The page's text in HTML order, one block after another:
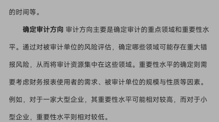
的时间等。
确定审计方向 审计方向主要是确定审计的重点领域和重要性水
平。通过对被审计单位的风险评估，确定哪些领域可能存在重大错
报风险，从而将审计资源集中在这些领域。重要性水平的确定则需
要考虑财务报表使用者的需求、被审计单位的规模与性质等因素。
例如，对于一家大型企业，其重要性水平可能相对较高，而对于小
型企业，重要性水平则相对较低。